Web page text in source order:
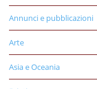
Annunci e pubblicazioni
Arte
Asia e Oceania